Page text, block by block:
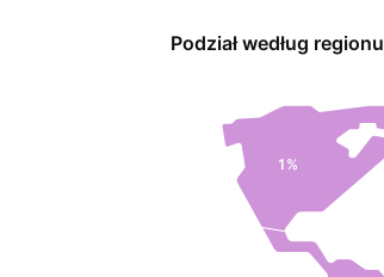
Podział według regionu
1%